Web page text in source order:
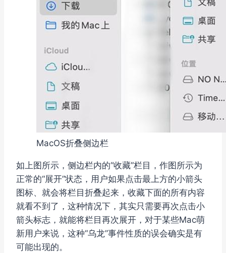
MacOS折叠侧边栏
如上图所示，侧边栏内的“收藏”栏目，作图所示为
正常的“展开”状态，用户如果点击最上方的小箭头
图标、就会将栏目折叠起来，收藏下面的所有内容
就看不到了，这种情况下，其实只需要再次点击小
箭头标志，就能将栏目再次展开，对于某些Mac萌
新用户来说，这种“乌龙”事件性质的误会确实是有
可能出现的。